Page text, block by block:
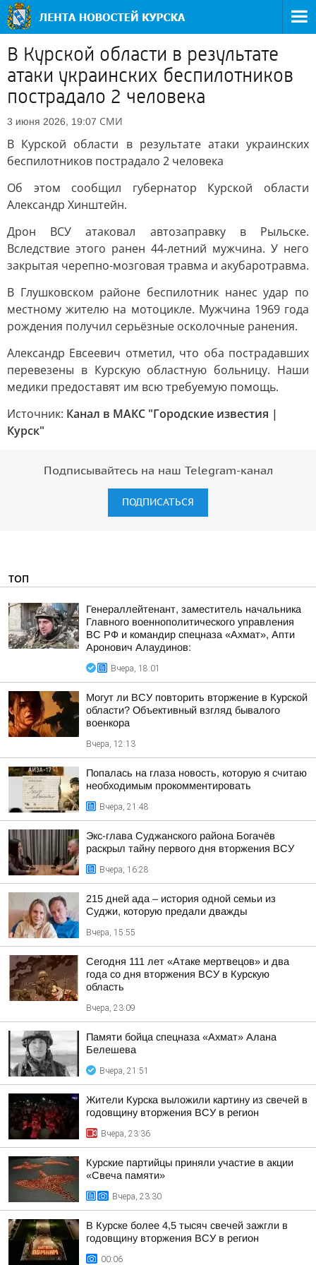
В Курской области в результате
атаки украинских беспилотников
пострадало 2 человека
3 июня 2026, 19:07 СМИ
В Курской области в результате атаки украинских
беспилотников пострадало 2 человека
Об этом сообщил губернатор Курской области
Александр Хинштейн.
Дрон ВСУ атаковал автозаправку в Рыльске.
Вследствие этого ранен 44-летний мужчина. У него
закрытая черепно-мозговая травма и акубаротравма.
В Глушковском районе беспилотник нанес удар по
местному жителю на мотоцикле. Мужчина 1969 года
рождения получил серьёзные осколочные ранения.
Александр Евсеевич отметил, что оба пострадавших
перевезены в Курскую областную больницу. Наши
медики предоставят им всю требуемую помощь.
Источник: Канал в МАКС "Городские известия |
Курск"
Подписывайтесь на наш Telegram-канал
ПОДПИСАТЬСЯ
ТОП
Генераллейтенант, заместитель начальника
Главного военнополитического управления
ВС РФ и командир спецназа «Ахмат», Апти
Аронович Алаудинов:
Вчера, 18:01
Могут ли ВСУ повторить вторжение в Курской
области? Объективный взгляд бывалого
военкора
Вчера, 12:13
Попалась на глаза новость, которую я считаю
необходимым прокомментировать
Вчера, 21:48
Экс-глава Суджанского района Богачёв
раскрыл тайну первого дня вторжения ВСУ
Вчера, 16:28
215 дней ада – история одной семьи из
Суджи, которую предали дважды
Вчера, 15:55
Сегодня 111 лет «Атаке мертвецов» и два
года со дня вторжения ВСУ в Курскую
область
Вчера, 23:09
Памяти бойца спецназа «Ахмат» Алана
Белешева
Вчера, 21:51
Жители Курска выложили картину из свечей в
годовщину вторжения ВСУ в регион
Вчера, 23:36
Курские партийцы приняли участие в акции
«Свеча памяти»
Вчера, 23:30
В Курске более 4,5 тысяч свечей зажгли в
годовщину вторжения ВСУ в регион
00:06